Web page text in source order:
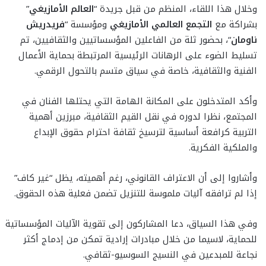
وخلال هذا اللقاء، المنظم من قبل جريدة “العالم الأمازيغي”
بشراكة مع التجمع العالمي الأمازيغي ومؤسسة “فريدريش
ناومان“، بحضور ثلة من الفاعلين المؤسساتيين والثقافيين، تم
تسليط الضوء على الرهانات الرئيسية المرتبطة بحماية الأعمال
الفنية والثقافية، خاصة في سياق متسم بالتحول الرقمي.
وأكد المتدخلون على المكانة الهامة التي يحتلها الفنان في
المجتمع، نظرا لدوره في نقل القيم الثقافية، مبرزين أهمية
التربية كرافعة أساسية لترسيخ ثقافة احترام حقوق الإبداع
والملكية الفكرية.
وأشاروا إلى أن الاعتراف القانوني، رغم أهميته، يظل “غير كاف”
إذا لم ترافقه آليات ملموسة للتنزيل تضمن فعلية هذه الحقوق.
وفي هذا السياق، دعا المشاركون إلى تقوية الآليات المؤسساتية
للحماية، لاسيما من خلال مبادرات إرادية تمكن من إدماج أكثر
نجاعة للمبدعين في النسيج السوسيو-ثقافي.